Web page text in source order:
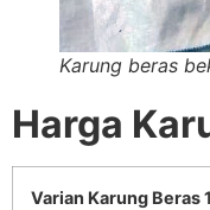
Karung beras
Harga
Varian Karung Beras